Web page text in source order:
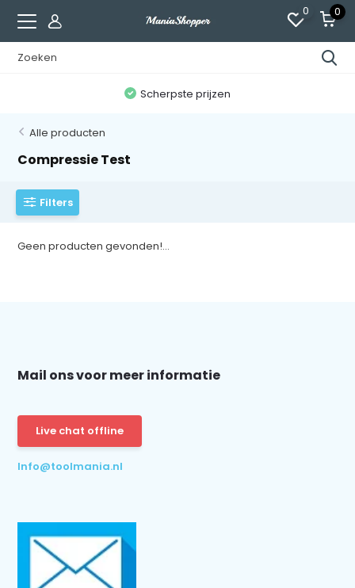
0 0
Scherpste prijzen
Alle producten
Compressie Test
Filters
Geen producten gevonden!...
Mail ons voor meer informatie
Live chat offline
Info@toolmania.nl